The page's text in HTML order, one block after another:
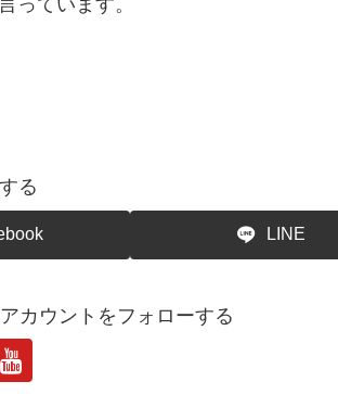
っています。
る
LINE
カウントをフォローする